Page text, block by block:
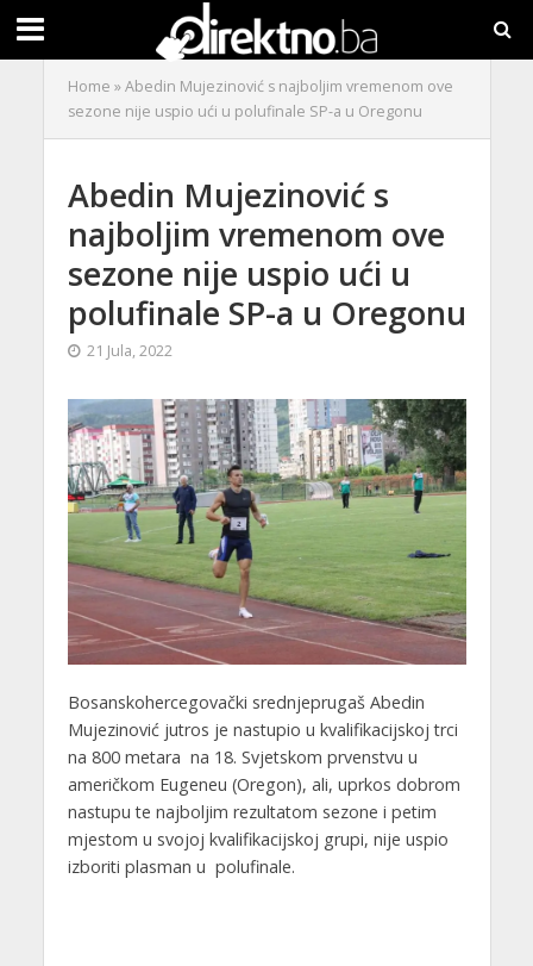
Home »Abedin Mujezinović s najboljim vremenom ove
sezone nije uspio ući u polufinale SP-a u Oregonu
Abedin Mujezinović s
najboljim vremenom ove
sezone nije uspio ući u
polufinale SP-a u Oregonu
21 Jula, 2022
Bosanskohercegovački srednjeprugaš Abedin
Mujezinović jutros je nastupio u kvalifikacijskoj trci
na 800 metara na 18. Svjetskom prvenstvu u
američkom Eugeneu (Oregon), ali, uprkos dobrom
nastupu te najboljim rezultatom sezone i petim
mjestom u svojoj kvalifikacijskoj grupi, nije uspio
izboriti plasman u polufinale.